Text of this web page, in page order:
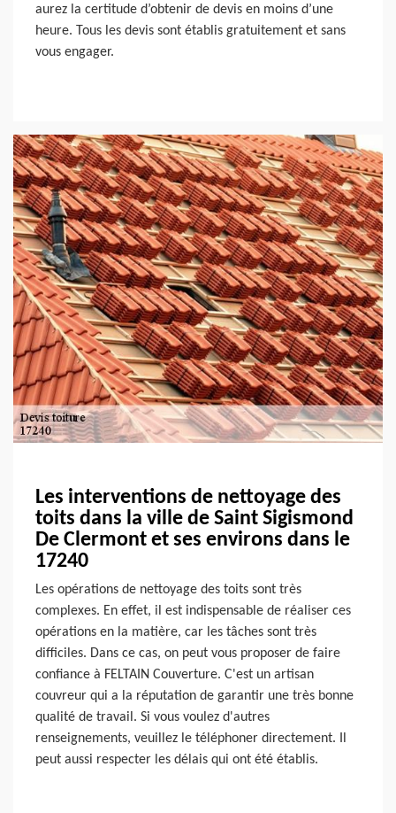
aurez la certitude d’obtenir de devis en moins d’une
heure. Tous les devis sont établis gratuitement et sans
vous engager.
Les interventions de nettoyage des
toits dans la ville de Saint Sigismond
De Clermont et ses environs dans le
17240
Les opérations de nettoyage des toits sont très
complexes. En effet, il est indispensable de réaliser ces
opérations en la matière, car les tâches sont très
difficiles. Dans ce cas, on peut vous proposer de faire
confiance à FELTAIN Couverture. C'est un artisan
couvreur qui a la réputation de garantir une très bonne
qualité de travail. Si vous voulez d'autres
renseignements, veuillez le téléphoner directement. Il
peut aussi respecter les délais qui ont été établis.